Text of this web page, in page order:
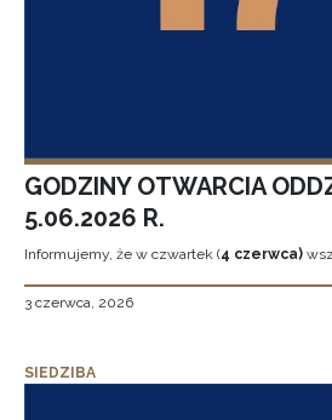
GODZINY OTWARCIA
5.06.2026 R.
Informujemy, że w czwartek (4 czerwca)
3 czerwca, 2026
SIEDZIBA